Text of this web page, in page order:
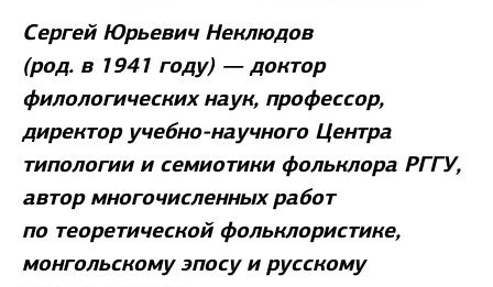
Сергей Юрьевич Неклюдов
(род. в 1941 году) — доктор
филологических наук, профессор,
директор учебно-научного Центра
типологии и семиотики фольклора РГГУ,
автор многочисленных работ
по теоретической фольклористике,
монгольскому эпосу и русскому